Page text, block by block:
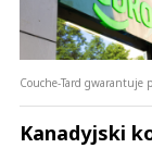
Couche-Tard gwarantuje
Kanadyjski